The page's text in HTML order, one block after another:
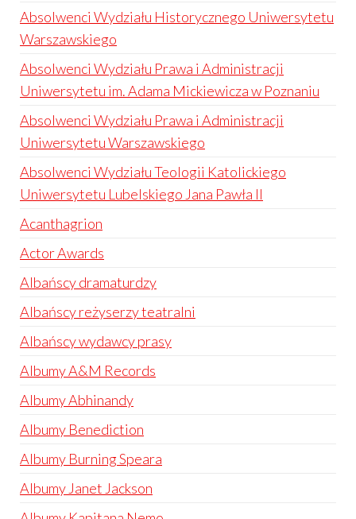
Absolwenci Wydziału Historycznego Uniwersytetu
Warszawskiego
Absolwenci Wydziału Prawa i Administracji
Uniwersytetu im. Adama Mickiewicza w Poznaniu
Absolwenci Wydziału Prawa i Administracji
Uniwersytetu Warszawskiego
Absolwenci Wydziału Teologii Katolickiego
Uniwersytetu Lubelskiego Jana Pawła II
Acanthagrion
Actor Awards
Albańscy dramaturdzy
Albańscy reżyserzy teatralni
Albańscy wydawcy prasy
Albumy A&M Records
Albumy Abhinandy
Albumy Benediction
Albumy Burning Speara
Albumy Janet Jackson